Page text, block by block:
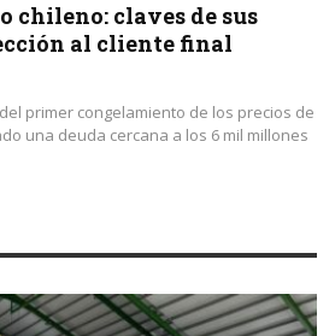
chileno: claves de sus
al cliente final
primer congelamiento de los precios de
una deuda cercana a los 6 mil millones